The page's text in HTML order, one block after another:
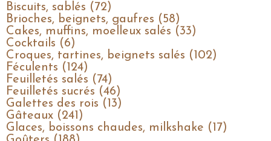
Biscuits, sablés (72)
Brioches, beignets, gaufres (58)
Cakes, muffins, moelleux salés (33)
Cocktails (6)
Croques, tartines, beignets salés (102)
Féculents (124)
Feuilletés salés (74)
Feuilletés sucrés (46)
Galettes des rois (13)
Gâteaux (241)
Glaces, boissons chaudes, milkshake (17)